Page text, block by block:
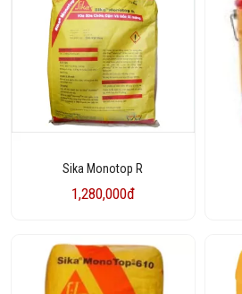
Sika Monotop R
1,280,000đ